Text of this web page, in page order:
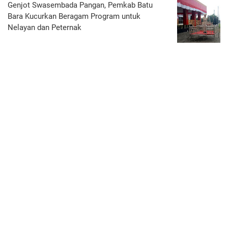
Genjot Swasembada Pangan, Pemkab Batu
Bara Kucurkan Beragam Program untuk
Nelayan dan Peternak